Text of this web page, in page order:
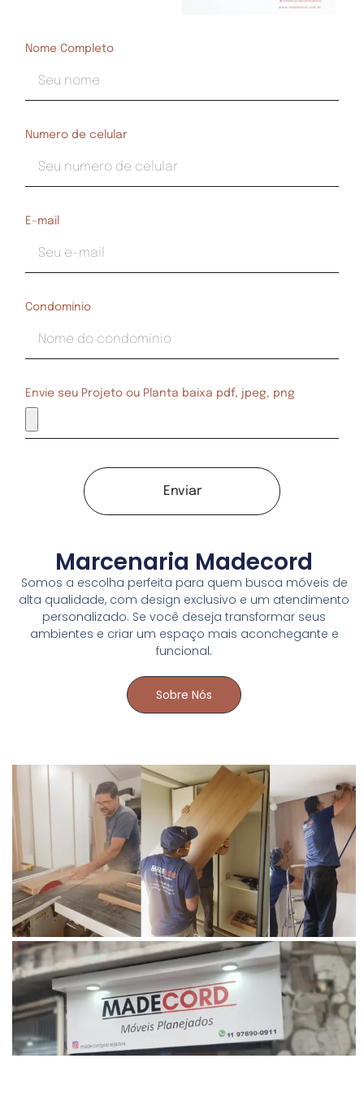
Nome Completo
Numero de celular
E-mail
Condomínio
Envie seu Projeto ou Planta baixa pdf, jpeg, png
Enviar
Marcenaria Madecord
Somos a escolha perfeita para quem busca móveis de
alta qualidade, com design exclusivo e um atendimento
personalizado. Se você deseja transformar seus
ambientes e criar um espaço mais aconchegante e
funcional.
Sobre Nós